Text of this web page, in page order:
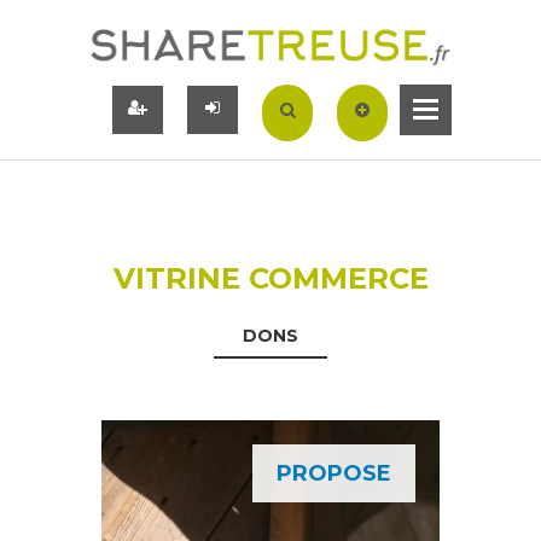
VITRINE COMMERCE
DONS
PROPOSE